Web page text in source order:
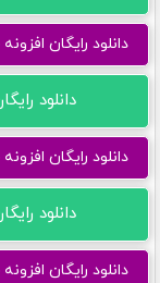
دانلود رایگان افزونه چت
دانلود
دانلود رایگان افزونه چت
دانلود
دانلود رایگان افزونه چت